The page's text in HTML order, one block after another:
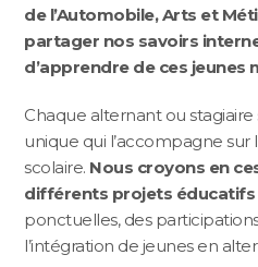
de l’Automobile, Arts et
partager nos savoirs
d’apprendre de ces jeunes
Chaque alternant ou
unique qui l’accompagne
scolaire. Nous croyons en
différents projets éducatifs
ponctuelles, des
l’intégration de jeunes en